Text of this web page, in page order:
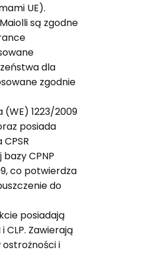
UE).
są zgodne
dla
zgodnie
(WE) 1223/2009
posiada
CPNP
co potwierdza
do
posiadają
CLP. Zawierają
i